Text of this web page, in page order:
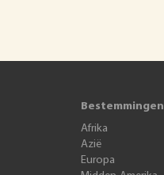
Bestemmingen
Afrika
Azië
Europa